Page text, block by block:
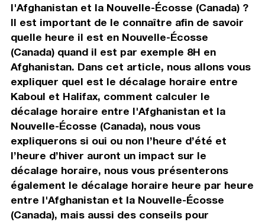
l'Afghanistan et la Nouvelle-Écosse (Canada) ?
Il est important de le connaître afin de savoir
quelle heure il est en Nouvelle-Écosse
(Canada) quand il est par exemple 8H en
Afghanistan. Dans cet article, nous allons vous
expliquer quel est le décalage horaire entre
Kaboul et Halifax, comment calculer le
décalage horaire entre l'Afghanistan et la
Nouvelle-Écosse (Canada), nous vous
expliquerons si oui ou non l’heure d’été et
l’heure d’hiver auront un impact sur le
décalage horaire, nous vous présenterons
également le décalage horaire heure par heure
entre l'Afghanistan et la Nouvelle-Écosse
(Canada), mais aussi des conseils pour